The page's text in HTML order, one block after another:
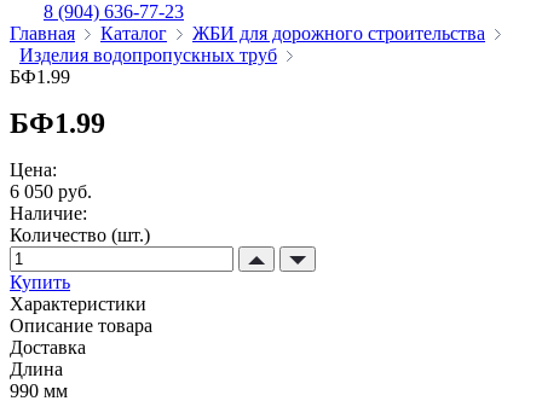
8 (904) 636-77-23
Главная
Каталог
ЖБИ для дорожного строительства
Изделия водопропускных труб
БФ1.99
БФ1.99
Цена:
6 050 руб.
Наличие:
Количество (шт.)
Купить
Характеристики
Описание товара
Доставка
Длина
990 мм